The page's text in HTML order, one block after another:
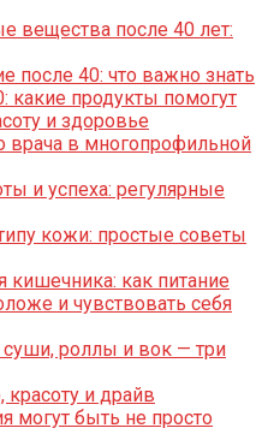
вещества после 40 лет:
после 40: что важно знать
какие продукты помогут
и здоровье
врача в многопрофильной
и успеха: регулярные
кожи: простые советы
как питание
и чувствовать себя
роллы и вок — три
красоту и драйв
могут быть не просто